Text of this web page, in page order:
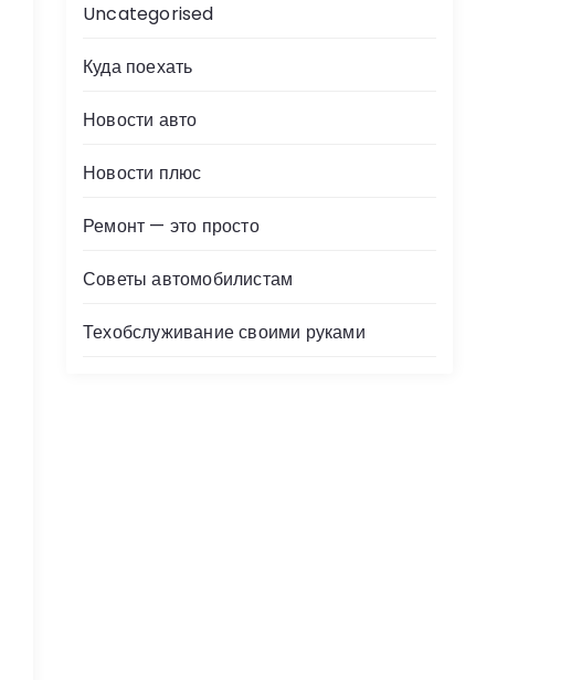
Uncategorised
Куда поехать
Новости авто
Новости плюс
Ремонт — это просто
Советы автомобилистам
Техобслуживание своими руками